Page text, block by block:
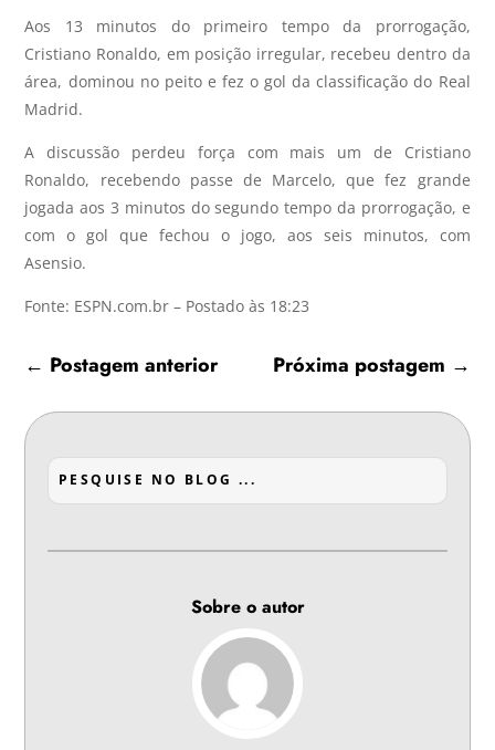
Aos 13 minutos do primeiro tempo da prorrogação,
Cristiano Ronaldo, em posição irregular, recebeu dentro da
área, dominou no peito e fez o gol da classificação do Real
Madrid.
A discussão perdeu força com mais um de Cristiano
Ronaldo, recebendo passe de Marcelo, que fez grande
jogada aos 3 minutos do segundo tempo da prorrogação, e
com o gol que fechou o jogo, aos seis minutos, com
Asensio.
Fonte: ESPN.com.br – Postado às 18:23
← Postagem anterior Próxima postagem →
Sobre o autor